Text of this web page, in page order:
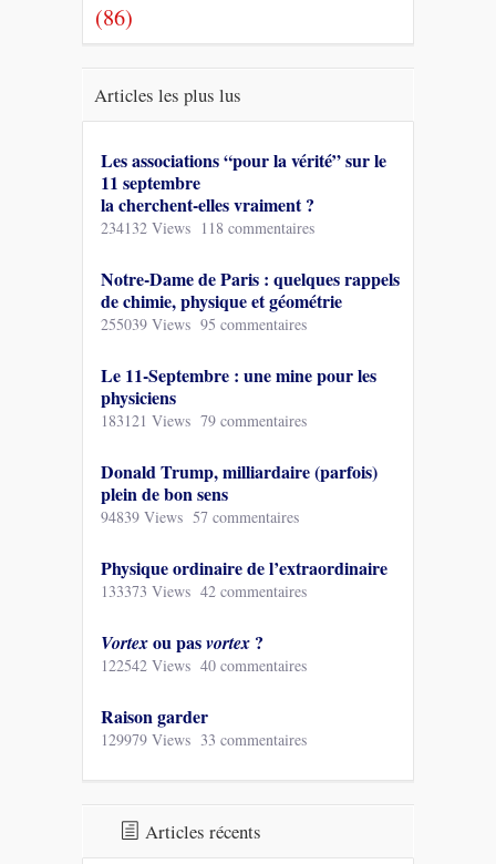
(86)
Articles les plus lus
Les associations “pour la vérité” sur le
11 septembre
la cherchent-elles vraiment ?
234132 Views 118 commentaires
Notre-Dame de Paris : quelques rappels
de chimie, physique et géométrie
255039 Views 95 commentaires
Le 11-Septembre : une mine pour les
physiciens
183121 Views 79 commentaires
Donald Trump, milliardaire (parfois)
plein de bon sens
94839 Views 57 commentaires
Physique ordinaire de l’extraordinaire
133373 Views 42 commentaires
Vortexou pasvortex ?
122542 Views 40 commentaires
Raison garder
129979 Views 33 commentaires
Articles récents